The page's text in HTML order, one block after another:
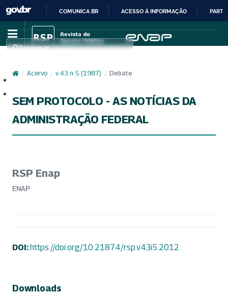
IR
PARA
CONTEÚDO
COMUNICA BR ACESSO À INFORMAÇÃO
Pesquisar
/ Acervo / v. 43 n. 5 (1987) / Debate
SEM PROTOCOLO - AS NOTÍCIAS DA
ADMINISTRAÇÃO FEDERAL
RSP Enap
ENAP
DOI:https://doi.org/10.21874/rsp.v43i5.2012
Downloads